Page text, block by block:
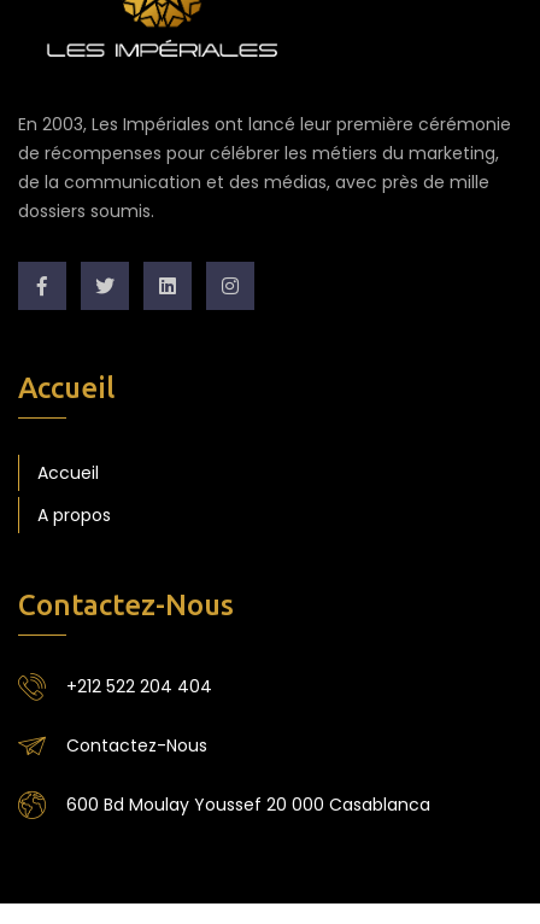
En 2003, Les Impériales ont lancé leur première cérémonie
de récompenses pour célébrer les métiers du marketing,
de la communication et des médias, avec près de mille
dossiers soumis.
Accueil
Accueil
A propos
Contactez-Nous
+212 522 204 404
Contactez-Nous
600 Bd Moulay Youssef 20 000 Casablanca